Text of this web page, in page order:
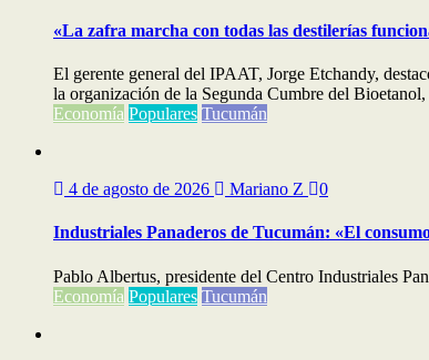
«La zafra marcha con todas las destilerías
El gerente general del IPAAT, Jorge Etchandy,
la organización de la Segunda Cumbre del
Economía Populares Tucumán
4 de agosto de 2026 Mariano Z 0
Industriales Panaderos de Tucumán: «El
Pablo Albertus, presidente del Centro Industriales
Economía Populares Tucumán